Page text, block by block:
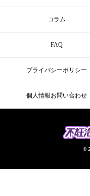
コラム
FAQ
プライバシーポリシー
個人情報お問い合わせ
©